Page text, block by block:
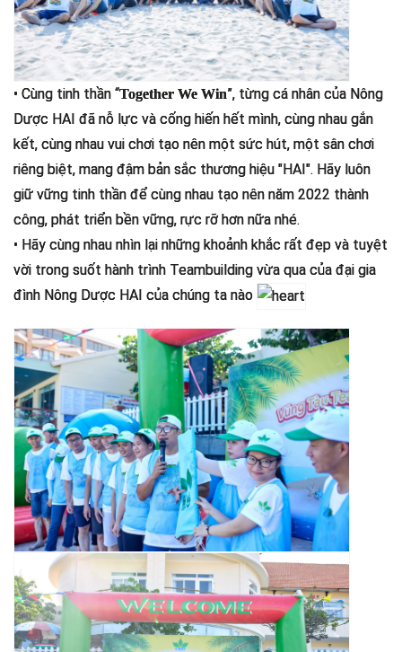
• Cùng tinh thần “Together We Win”, từng cá nhân của Nông
Dược HAI đã nỗ lực và cống hiến hết mình, cùng nhau gắn
kết, cùng nhau vui chơi tạo nên một sức hút, một sân chơi
riêng biệt, mang đậm bản sắc thương hiệu "HAI". Hãy luôn
giữ vững tinh thần để cùng nhau tạo nên năm 2022 thành
công, phát triển bền vững, rực rỡ hơn nữa nhé.
• Hãy cùng nhau nhìn lại những khoảnh khắc rất đẹp và tuyệt
vời trong suốt hành trình Teambuilding vừa qua của đại gia
đình Nông Dược HAI của chúng ta nào